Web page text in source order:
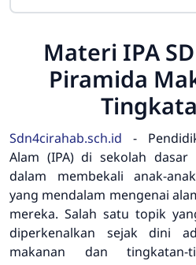
Materi IPA
Piramida
Sdn4cirahab.sch.id -
Alam (IPA) di sekolah
dalam membekali anak-
yang mendalam mengenai
mereka. Salah satu topik
diperkenalkan sejak dini
makanan dan tingkatan-